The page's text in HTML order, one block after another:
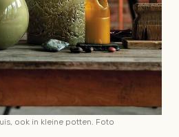
ook in kleine potten. Foto